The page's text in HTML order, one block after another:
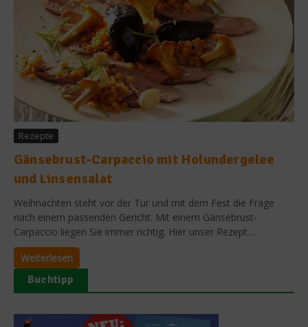
Rezepte
Gänsebrust-Carpaccio mit Holundergelee
und Linsensalat
Weihnachten steht vor der Tür und mit dem Fest die Frage
nach einem passenden Gericht. Mit einem Gänsebrust-
Carpaccio liegen Sie immer richtig. Hier unser Rezept....
Weiterlesen
Buchtipp